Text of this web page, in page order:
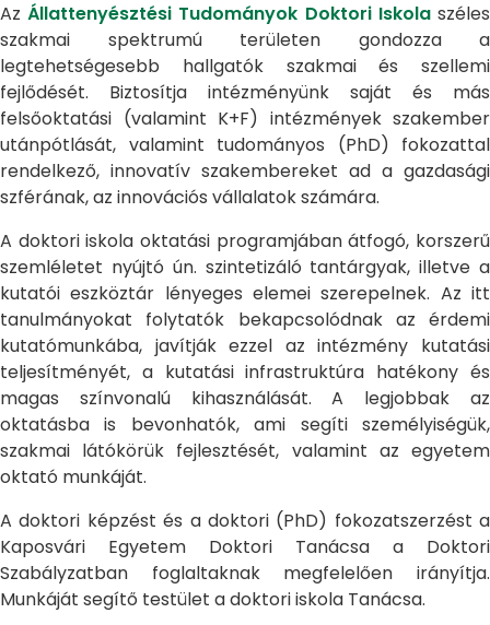
AzÁllattenyésztési Tudományok Doktori Iskolaszéles
szakmai spektrumú területen gondozza a
legtehetségesebb hallgatók szakmai és szellemi
fejlődését. Biztosítja intézményünk saját és más
felsőoktatási (valamint K+F) intézmények szakember
utánpótlását, valamint tudományos (PhD) fokozattal
rendelkező, innovatív szakembereket ad a gazdasági
szférának, az innovációs vállalatok számára.
A doktori iskola oktatási programjában átfogó, korszerű
szemléletet nyújtó ún. szintetizáló tantárgyak, illetve a
kutatói eszköztár lényeges elemei szerepelnek. Az itt
tanulmányokat folytatók bekapcsolódnak az érdemi
kutatómunkába, javítják ezzel az intézmény kutatási
teljesítményét, a kutatási infrastruktúra hatékony és
magas színvonalú kihasználását. A legjobbak az
oktatásba is bevonhatók, ami segíti személyiségük,
szakmai látókörük fejlesztését, valamint az egyetem
oktató munkáját.
A doktori képzést és a doktori (PhD) fokozatszerzést a
Kaposvári Egyetem Doktori Tanácsa a Doktori
Szabályzatban foglaltaknak megfelelően irányítja.
Munkáját segítő testület a doktori iskola Tanácsa.